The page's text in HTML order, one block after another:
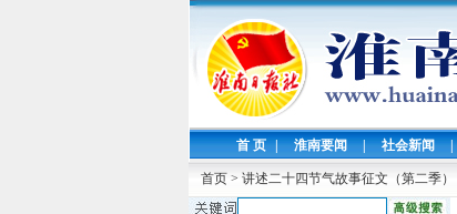
首 页 | 淮南要闻 | 社会新闻 |
首页 > 讲述二十四节气故事征文（第二季）